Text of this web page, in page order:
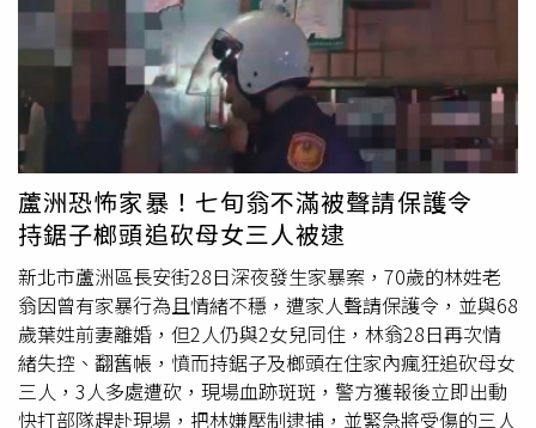
感情的看法較為疏離，並形容男性為「生活中的調劑」。她
也提及，部分影像流傳於境外網站，使檢舉與處理面臨困
難。對於過去在網路上的內容，狗頭蘿莉坦言曾發布尺度較
大的影像，自述屬於「擦邊型」創作者，但強調與未經同意
外流的私密影像性質不同。在影片中，狗頭蘿莉進一步談及
個人情感觀，表示對親情與愛情缺乏信任，不打算建立家庭
關係。狗頭蘿莉指出，相關價值觀可能使前男友產生落差，
進而引發後續爭議。此外，她提及自身原生家庭背景，指出
童年曾遭不當對待且缺乏支持，相關經歷影響其對親密關係
的態度，也坦言過去曾將情感關係視為生存方式之一。她並
指控前男友在分手後出現報復行為，包括言語騷擾 、干擾生
活，以及散布未經處理的私密內容等，認為已對個人權益造
成影響。事件曝光後引發輿論分歧，有人支持其維護隱私
權，也有聲音對其過往行為提出質疑。整起事件仍持續在社
群平台發酵。
蘆洲恐怖家暴！七旬翁不滿被聲請保護令
持鋸子榔頭追砍母女三人被逮
新北市蘆洲區長安街28日深夜發生家暴案，70歲的林姓老
翁因曾有家暴行為且情緒不穩，遭家人聲請保護令，並與68
歲葉姓前妻離婚，但2人仍與2女兒同住，林翁28日再次情
緒失控、翻舊帳，憤而持鋸子及榔頭在住家內瘋狂追砍母女
三人，3人多處遭砍，現場血跡斑斑，警方獲報後立即出動
快打部隊趕赴現場，把林嫌壓制逮捕，並緊急將受傷的三人